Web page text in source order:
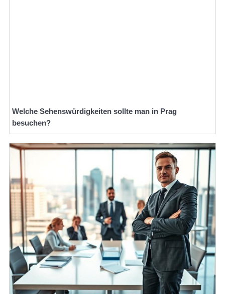
Welche Sehenswürdigkeiten sollte man in Prag
besuchen?